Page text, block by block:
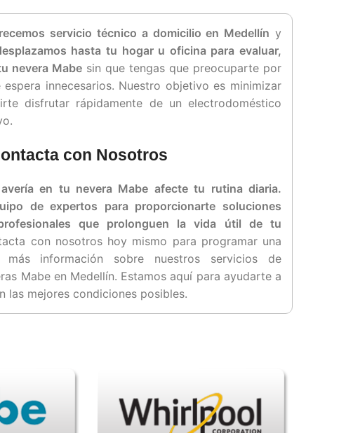
servicio técnico a domicilio en Medellín y
hasta tu hogar u oficina para evaluar,
nevera Mabe sin que tengas que preocuparte por
innecesarios. Nuestro objetivo es minimizar
disfrutar rápidamente de un electrodoméstico
con Nosotros
en tu nevera Mabe afecte tu rutina diaria.
de expertos para proporcionarte soluciones
que prolonguen la vida útil de tu
con nosotros hoy mismo para programar una
información sobre nuestros servicios de
Mabe en Medellín. Estamos aquí para ayudarte a
las mejores condiciones posibles.